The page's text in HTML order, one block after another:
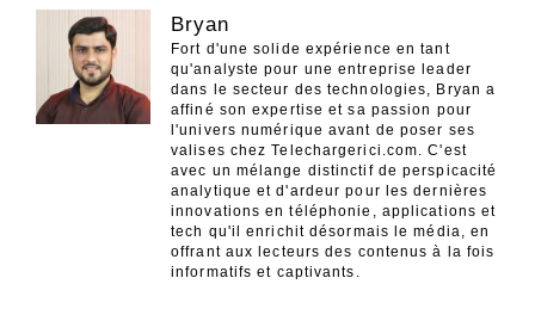
Bryan
Fort d'une solide expérience en tant
qu'analyste pour une entreprise leader
dans le secteur des technologies, Bryan a
affiné son expertise et sa passion pour
l'univers numérique avant de poser ses
valises chez Telechargerici.com. C'est
avec un mélange distinctif de perspicacité
analytique et d'ardeur pour les dernières
innovations en téléphonie, applications et
tech qu'il enrichit désormais le média, en
offrant aux lecteurs des contenus à la fois
informatifs et captivants.